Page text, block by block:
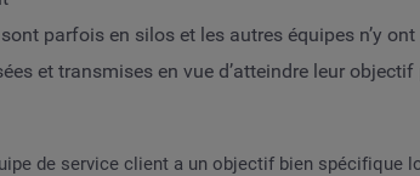
parfois en silos et les autres équipes n’y
et transmises en vue d’atteindre leur
de service client a un objectif bien spécifique